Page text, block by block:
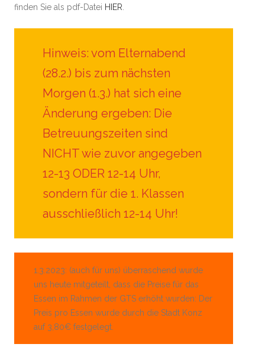
finden Sie als pdf-Datei HIER.
Hinweis: vom Elternabend
(28.2.) bis zum nächsten
Morgen (1.3.) hat sich eine
Änderung ergeben: Die
Betreuungszeiten sind
NICHT wie zuvor angegeben
12-13 ODER 12-14 Uhr,
sondern für die 1. Klassen
ausschließlich 12-14 Uhr!
1.3.2023: (auch für uns) überraschend wurde
uns heute mitgeteilt, dass die Preise für das
Essen im Rahmen der GTS erhöht wurden: Der
Preis pro Essen wurde durch die Stadt Konz
auf 3,80€ festgelegt.